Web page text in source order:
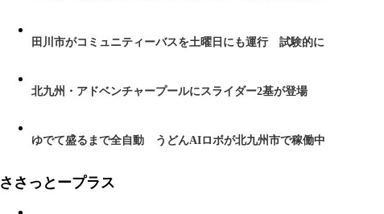
田川市がコミュニティーバスを土曜日にも運行 試験的に
北九州・アドベンチャープールにスライダー2基が登場
ゆでて盛るまで全自動 うどんAIロボが北九州市で稼働中
ささっとープラス